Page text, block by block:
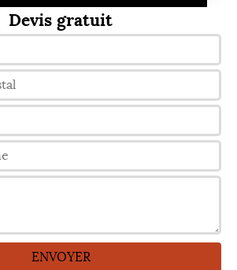
Devis gratuit